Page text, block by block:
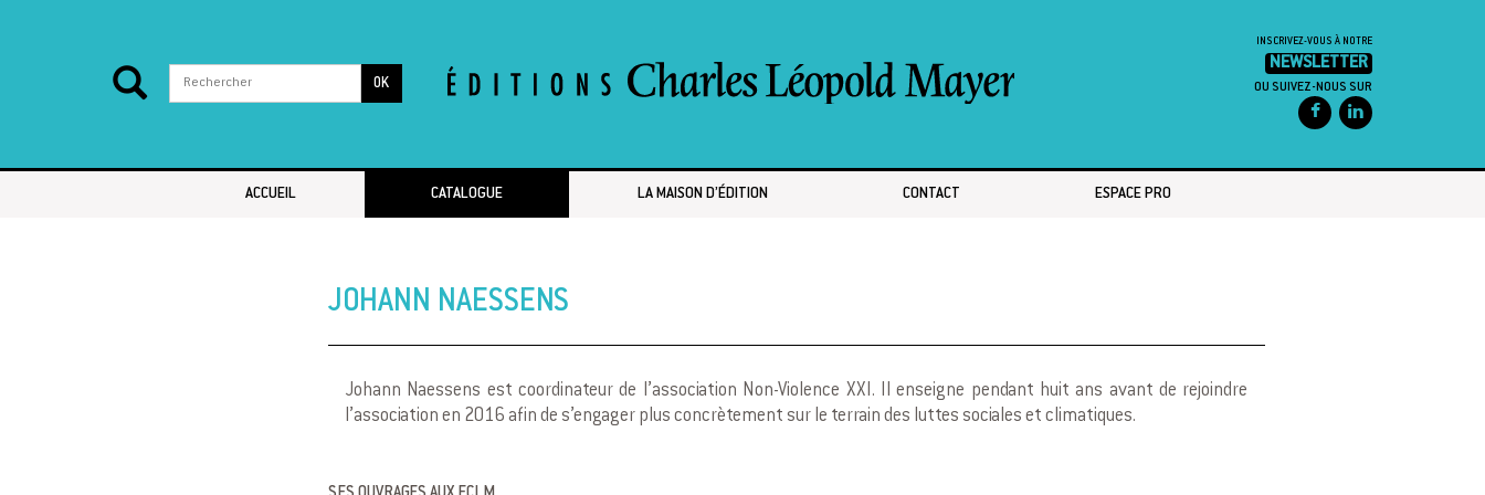
OK
INSCRIVEZ-VOUS À NOTRE
NEWSLETTER
OU SUIVEZ-NOUS SUR
ACCUEIL CATALOGUE LA MAISON D’ÉDITION CONTACT ESPACE PRO
JOHANN NAESSENS
Johann Naessens est coordinateur de l’association Non-Violence XXI. Il enseigne pendant huit ans avant de rejoindre
l’association en 2016 afin de s’engager plus concrètement sur le terrain des luttes sociales et climatiques.